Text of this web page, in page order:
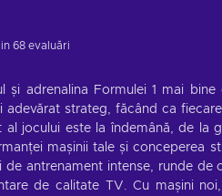
68 evaluări
și adrenalina Formulei 1 mai
adevărat strateg, făcând ca
jocului este la îndemână, de la
mașinii tale și conceperea
de antrenament intense, runde
de calitate TV. Cu mașini